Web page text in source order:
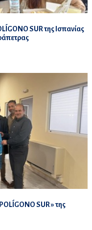
SUR της Ισπανίας
SUR » της